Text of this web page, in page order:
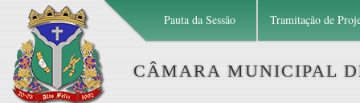
Pauta da Sessão Tramitação de
CÂMARA MUNICIPAL